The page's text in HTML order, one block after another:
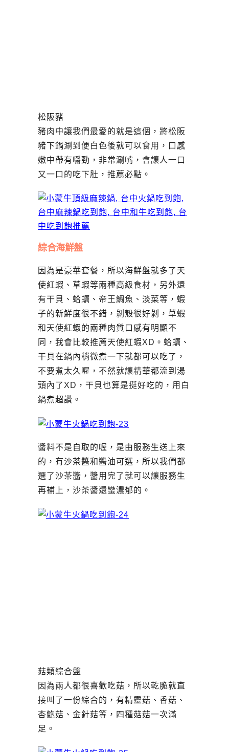
松阪豬
豬肉中讓我們最愛的就是這個，將松阪
豬下鍋涮到便白色後就可以食用，口感
嫩中帶有嚼勁，非常涮嘴，會讓人一口
又一口的吃下肚，推薦必點。
綜合海鮮盤
因為是豪華套餐，所以海鮮盤就多了天
使紅蝦、草蝦等兩種高級食材，另外還
有干貝、蛤蠣、帝王鯛魚、淡菜等，蝦
子的新鮮度很不錯，剝殼很好剝，草蝦
和天使紅蝦的兩種肉質口感有明顯不
同，我會比較推薦天使紅蝦XD。蛤蠣、
干貝在鍋內稍微煮一下就都可以吃了，
不要煮太久喔，不然就讓精華都流到湯
頭內了XD，干貝也算是挺好吃的，用白
鍋煮超讚。
醬料不是自取的喔，是由服務生送上來
的，有沙茶醬和醬油可選，所以我們都
選了沙茶醬，醬用完了就可以讓服務生
再補上，沙茶醬還蠻濃郁的。
菇類綜合盤
因為兩人都很喜歡吃菇，所以乾脆就直
接叫了一份綜合的，有精靈菇、香菇、
杏鮑菇、金針菇等，四種菇菇一次滿
足。